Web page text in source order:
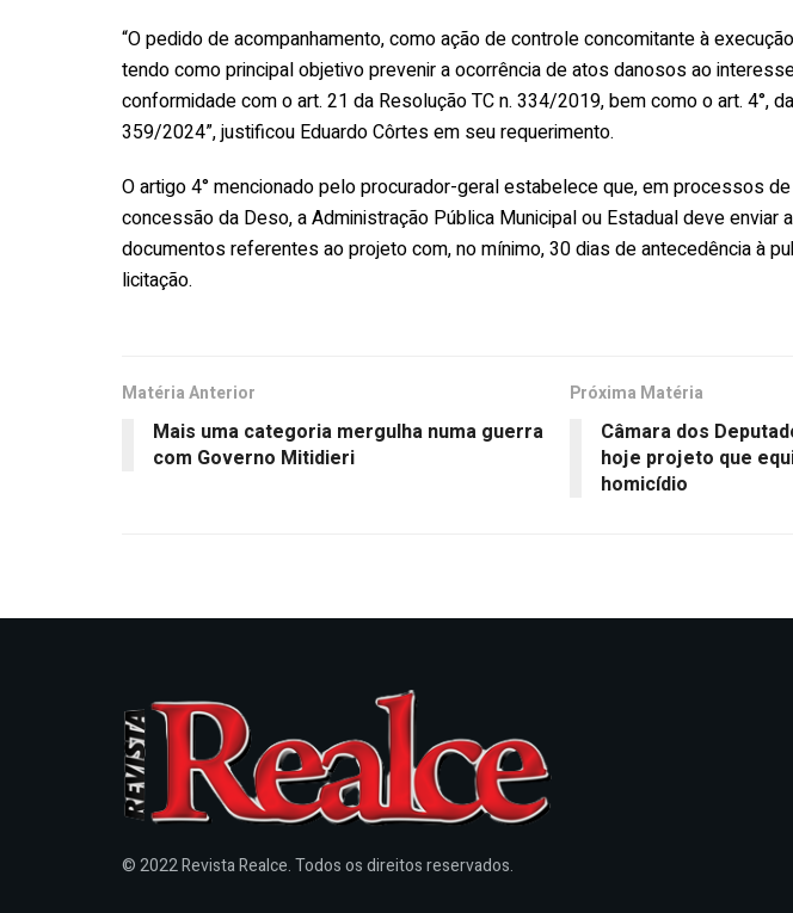
“O pedido de acompanhamento, como ação de controle concomitante à
tendo como principal objetivo prevenir a ocorrência de atos danosos ao
conformidade com o art. 21 da Resolução TC n. 334/2019, bem como o art. 4°,
359/2024”, justificou Eduardo Côrtes em seu requerimento.
O artigo 4° mencionado pelo procurador-geral estabelece que, em processos
concessão da Deso, a Administração Pública Municipal ou Estadual deve enviar
documentos referentes ao projeto com, no mínimo, 30 dias de antecedência à
licitação.
Matéria Anterior
Mais uma categoria mergulha numa guerra
com Governo Mitidieri
Próxima Matéria
Câmara dos
hoje projeto que
homicídio
© 2022 Revista Realce. Todos os direitos reservados.